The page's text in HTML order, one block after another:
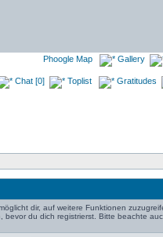
Phoogle Map Gallery
Chat [0] Toplist Gratitudes
dir, auf weitere Funktionen
du dich registrierst. Bitte beachte